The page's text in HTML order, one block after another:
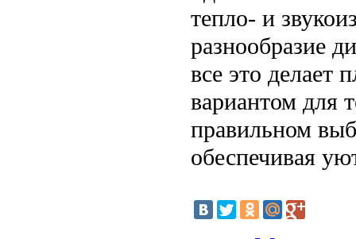
тепло- и
разнообразие
все это делает
вариантом для
правильном
обеспечивая